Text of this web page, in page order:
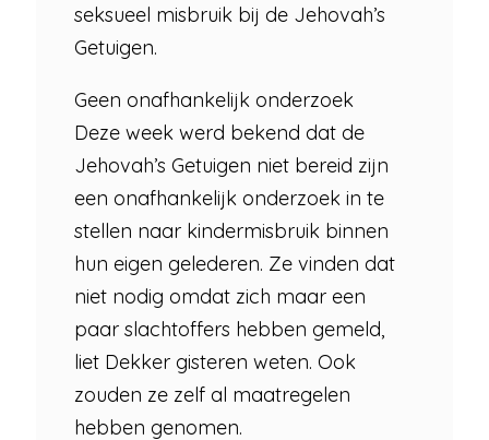
seksueel misbruik bij de Jehovah’s
Getuigen.
Geen onafhankelijk onderzoek
Deze week werd bekend dat de
Jehovah’s Getuigen niet bereid zijn
een onafhankelijk onderzoek in te
stellen naar kindermisbruik binnen
hun eigen gelederen. Ze vinden dat
niet nodig omdat zich maar een
paar slachtoffers hebben gemeld,
liet Dekker gisteren weten. Ook
zouden ze zelf al maatregelen
hebben genomen.